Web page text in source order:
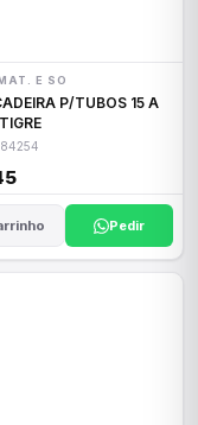
E SO
P/TUBOS 15 A
Pedir